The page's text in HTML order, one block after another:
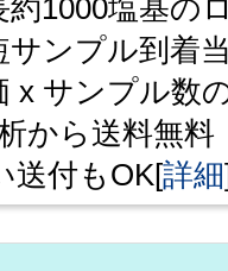
約1000塩基の
サンプル到着
x サンプル数
から送料無
送付もOK[詳細